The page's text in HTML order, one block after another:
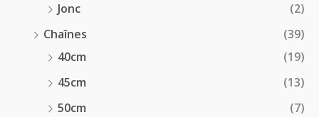
Jonc
(2)
Chaînes
(39)
40cm
(19)
45cm
(13)
50cm
(7)